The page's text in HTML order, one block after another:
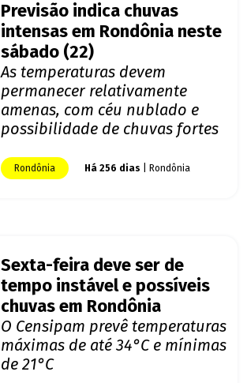
Previsão indica chuvas
intensas em Rondônia neste
sábado (22)
As temperaturas devem
permanecer relativamente
amenas, com céu nublado e
possibilidade de chuvas fortes
Rondônia Há 256 dias | Rondônia
Sexta-feira deve ser de
tempo instável e possíveis
chuvas em Rondônia
O Censipam prevê temperaturas
máximas de até 34°C e mínimas
de 21°C